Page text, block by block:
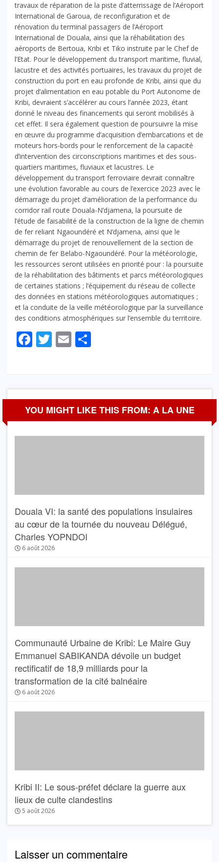
travaux de réparation de la piste d’atterrissage de l’Aéroport
International de Garoua, de reconfiguration et de
rénovation du terminal passagers de l’Aéroport
International de Douala, ainsi que la réhabilitation des
aéroports de Bertoua, Kribi et Tiko instruite par le Chef de
l’Etat. Pour le développement du transport maritime, fluvial,
lacustre et des activités portuaires, les travaux du projet de
construction du port en eau profonde de Kribi, ainsi que du
projet d’alimentation en eau potable du Port Autonome de
Kribi, devraient s’accélérer au cours l’année 2023, étant
donné le niveau des financements qui seront mobilisés à
cet effet. Il sera également question de poursuivre la mise
en œuvre du programme d’acquisition d’embarcations et de
moteurs hors-bords pour le renforcement de la capacité
d’intervention des circonscriptions maritimes et des sous-
quartiers maritimes, fluviaux et lacustres. Le
développement du transport ferroviaire devrait connaître
une évolution favorable au cours de l’exercice 2023 avec le
démarrage du projet d’amélioration de la performance du
corridor rail route Douala-N’djamena, la poursuite de
l’étude de faisabilité de la construction de la ligne de chemin
de fer reliant Ngaoundéré et N’djamena, ainsi que le
démarrage du projet de renouvellement de la section de
chemin de fer Belabo-Ngaoundéré. Pour la météorologie,
les ressources seront utilisées en priorité pour : la poursuite
de la réhabilitation des bâtiments et parcs météorologiques
de certaines stations ; l’équipement du réseau de collecte
des données en stations météorologiques automatiques ;
et la conduite de la veille météorologique par la surveillance
des conditions atmosphériques sur l’ensemble du territoire.
Facebook
Twitter
Email
YOU MIGHT LIKE THIS FROM: A LA UNE
Douala VI: la santé des populations insulaires
au cœur de la tournée du nouveau Délégué,
Charles YOPNDOI
6 août 2026
Communauté Urbaine de Kribi: Le Maire Guy
Emmanuel SABIKANDA dévoile un budget
rectificatif de 18,9 milliards pour la
transformation de la cité balnéaire
6 août 2026
Kribi II: Le sous-préfet déclare la guerre aux
lieux de culte clandestins
5 août 2026
Laisser un commentaire